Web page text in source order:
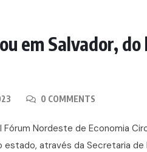
em Salvador,
0 COMMENTS
Nordeste de Economia
através da Secretaria